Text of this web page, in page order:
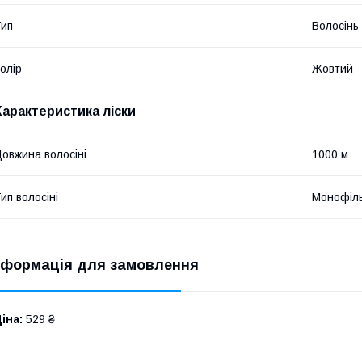
Волосінь
Жовтий
ліски
волосіні 1000 м
волосіні
для замовлення
529 ₴